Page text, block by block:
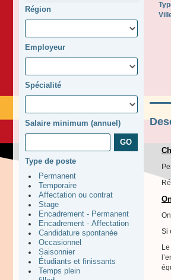
Région
Employeur
Spécialité
Salaire minimum (annuel)
Type de poste
Permanent
Temporaire
Affectation ou contrat
Stage
Encadrement - Permanent
Encadrement - Affectation
Candidature spontanée
Occasionnel
Saisonnier
Étudiants et finissants
Temps plein
Si